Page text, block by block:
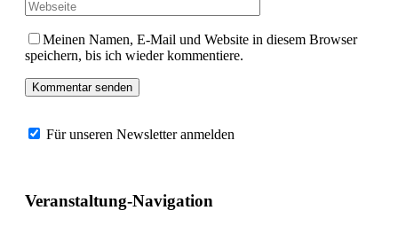
Meinen Namen, E-Mail und Website in diesem Browser
speichern, bis ich wieder kommentiere.
Für unseren Newsletter anmelden
Veranstaltung-Navigation